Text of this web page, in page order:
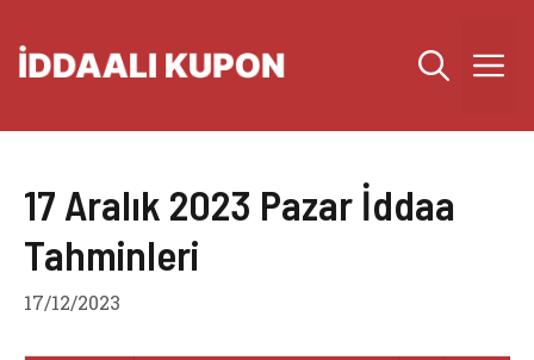
atla
17 Aralık 2023 Pazar İddaa
Tahminleri
17/12/2023